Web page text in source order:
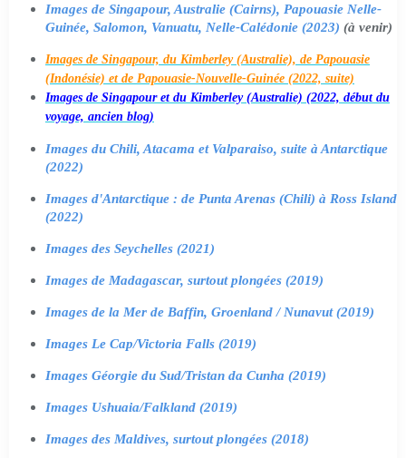
Images de Singapour, Australie (Cairns), Papouasie Nelle-
Guinée, Salomon, Vanuatu, Nelle-Calédonie (2023) (à venir)
Images de Singapour, du Kimberley (Australie), de Papouasie
(Indonésie) et de Papouasie-Nouvelle-Guinée (2022, suite)
Images de Singapour et du Kimberley (Australie) (2022, début du
voyage, ancien blog)
Images du Chili, Atacama et Valparaiso, suite à Antarctique
(2022)
Images d'Antarctique : de Punta Arenas (Chili) à Ross Island
(2022)
Images des Seychelles (2021)
Images de Madagascar, surtout plongées (2019)
Images de la Mer de Baffin, Groenland / Nunavut (2019)
Images Le Cap/Victoria Falls (2019)
Images Géorgie du Sud/Tristan da Cunha (2019)
Images Ushuaia/Falkland (2019)
Images des Maldives, surtout plongées (2018)